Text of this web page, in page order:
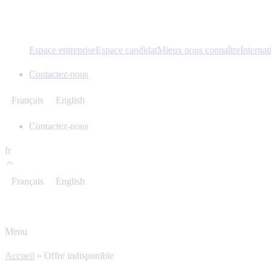
Espace entrepriseEspace candidatMieux nous connaître
Contactez-nous
Français English
Contactez-nous
fr
Français English
Menu
Accueil » Offre indisponible